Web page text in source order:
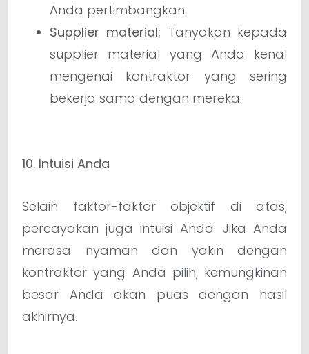
Anda pertimbangkan.
Supplier material: Tanyakan kepada
supplier material yang Anda kenal
mengenai kontraktor yang sering
bekerja sama dengan mereka.
10. Intuisi Anda
Selain faktor-faktor objektif di atas,
percayakan juga intuisi Anda. Jika Anda
merasa nyaman dan yakin dengan
kontraktor yang Anda pilih, kemungkinan
besar Anda akan puas dengan hasil
akhirnya.